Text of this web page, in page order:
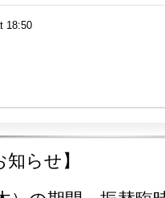
18:50
らせ】